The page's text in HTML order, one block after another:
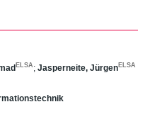
ELSA ; Jasperneite, Jürgen ELSA